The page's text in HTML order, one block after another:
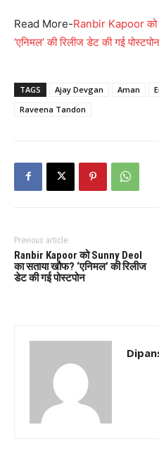
Read More-Ranbir Kapoor को
‘एनिमल’ की रिलीज डेट की गई पोस्टपोन
TAGS Ajay Devgan Aman
Raveena Tandon
Previous article
Ranbir Kapoor को Sunny Deol
का सताया खौफ? ‘एनिमल’ की रिलीज
डेट की गई पोस्टपोन